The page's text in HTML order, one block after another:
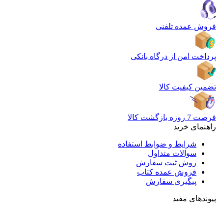
فروش عمده تلفنی
پرداخت امن از درگاه بانکی
تضمین کیفیت کالا
فرصت 7 روزه بازگشت کالا
راهنمای خرید
شرایط و ضوابط استفاده
سوالات متداول
روش ثبت سفارش
فروش عمده کتاب
پیگیری سفارش
پیوندهای مفید